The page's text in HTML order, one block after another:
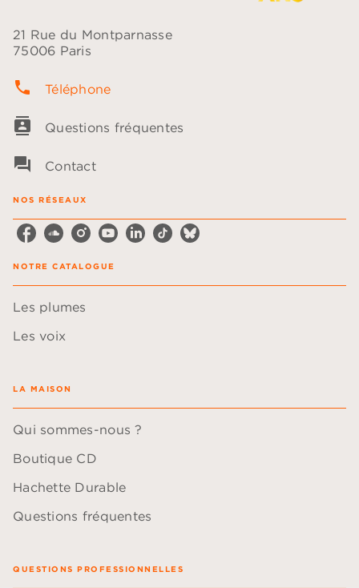
21 Rue du Montparnasse
75006 Paris
phone Téléphone
contacts Questions fréquentes
question_answer Contact
NOS RÉSEAUX
NOTRE CATALOGUE
Les plumes
Les voix
LA MAISON
Qui sommes-nous ?
Boutique CD
Hachette Durable
Questions fréquentes
QUESTIONS PROFESSIONNELLES